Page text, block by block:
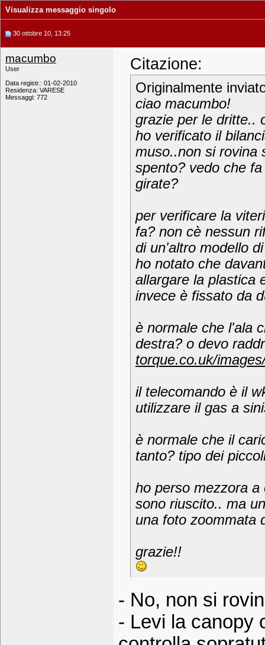
Visualizza messaggio singolo
30 ottobre 10, 13:25
macumbo
User
Data registr.: 01-02-2010
Residenza: VARESE
Messaggi: 772
Citazione:
Originalmente
ciao macumbo!
grazie per le dritte..
ho verificato il
muso..non si rovina
spento? vedo che
girate?
per verificare la
fa? non cè nessun
di un'altro modello
ho notato che
allargare la plastica
invece è fissato da
è normale che l'ala
destra? o devo
torque.co.uk/
il telecomando è il
utilizzare il gas a
è normale che il
tanto? tipo dei
ho perso mezzora
sono riuscito.. ma
una foto zoommata
grazie!!
- No, non si
- Levi la canopy